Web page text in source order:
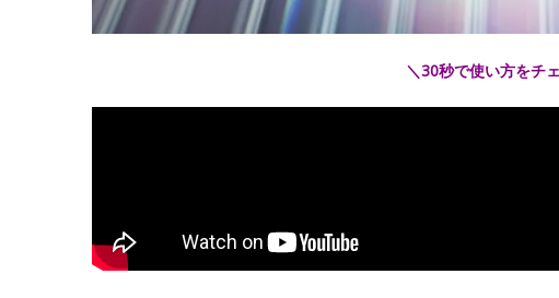
＼30秒で使い方をチ